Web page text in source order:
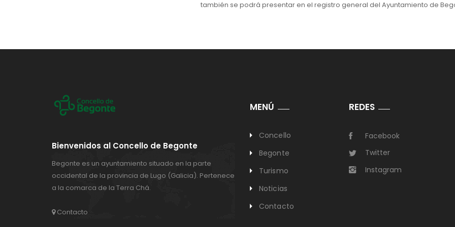
también se podrá presentar en el registro general del Ayuntamiento de
Bienvenidos al Concello de Begonte
Begonte es un ayuntamiento situado en la parte
occidental de la provincia de Lugo (Galicia). Pertenece
a la comarca de la Terra Chá.
Contacto
MENÚ
Concello
Begonte
Turismo
Noticias
Contacto
REDES
Facebook
Twitter
Instagram